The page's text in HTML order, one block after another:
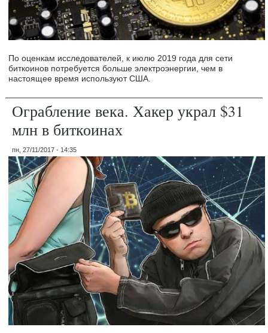
По оценкам исследователей, к июлю 2019 года для сети
биткоинов потребуется больше электроэнергии, чем в
настоящее время используют США.
Ограбление века. Хакер украл $31
млн в биткоинах
пн, 27/11/2017 - 14:35